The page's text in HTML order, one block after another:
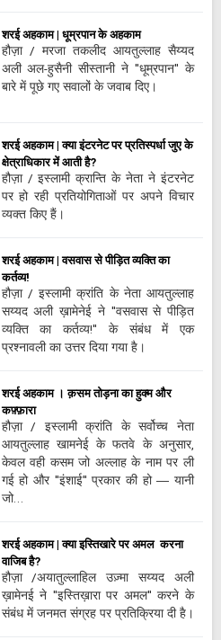
शरई अहकाम | धूम्रपान के अहकाम
हौज़ा / मरजा तकलीद आयतुल्लाह सैय्यद
अली अल-हुसैनी सीस्तानी ने "धूम्रपान" के
बारे में पूछे गए सवालों के जवाब दिए।
शरई अहकाम | क्या इंटरनेट पर प्रतिस्पर्धा जुए के
क्षेत्राधिकार में आती है?
हौज़ा / इस्लामी क्रान्ति के नेता ने इंटरनेट
पर हो रही प्रतियोगिताओं पर अपने विचार
व्यक्त किए हैं।
शरई अहकाम | वसवास से पीड़ित व्यक्ति का
कर्तव्य!
हौज़ा / इस्लामी क्रांति के नेता आयतुल्लाह
सय्यद अली ख़ामेनेई ने "वसवास से पीड़ित
व्यक्ति का कर्तव्य!" के संबंध में एक
प्रश्नावली का उत्तर दिया गया है।
शरई अहकाम । क़सम तोड़ना का हुक्म और
कफ़्फ़ारा
हौज़ा / इस्लामी क्रांति के सर्वोच्च नेता
आयतुल्लाह खामनेई के फतवे के अनुसार,
केवल वही कसम जो अल्लाह के नाम पर ली
गई हो और "इंशाई" प्रकार की हो — यानी
जो…
शरई अहकाम | क्या इस्तिखारे पर अमल करना
वाजिब है?
हौज़ा /अयातुल्लाहिल उज़्मा सय्यद अली
ख़ामेनई ने "इस्तिख़ारा पर अमल" करने के
संबंध में जनमत संग्रह पर प्रतिक्रिया दी है।